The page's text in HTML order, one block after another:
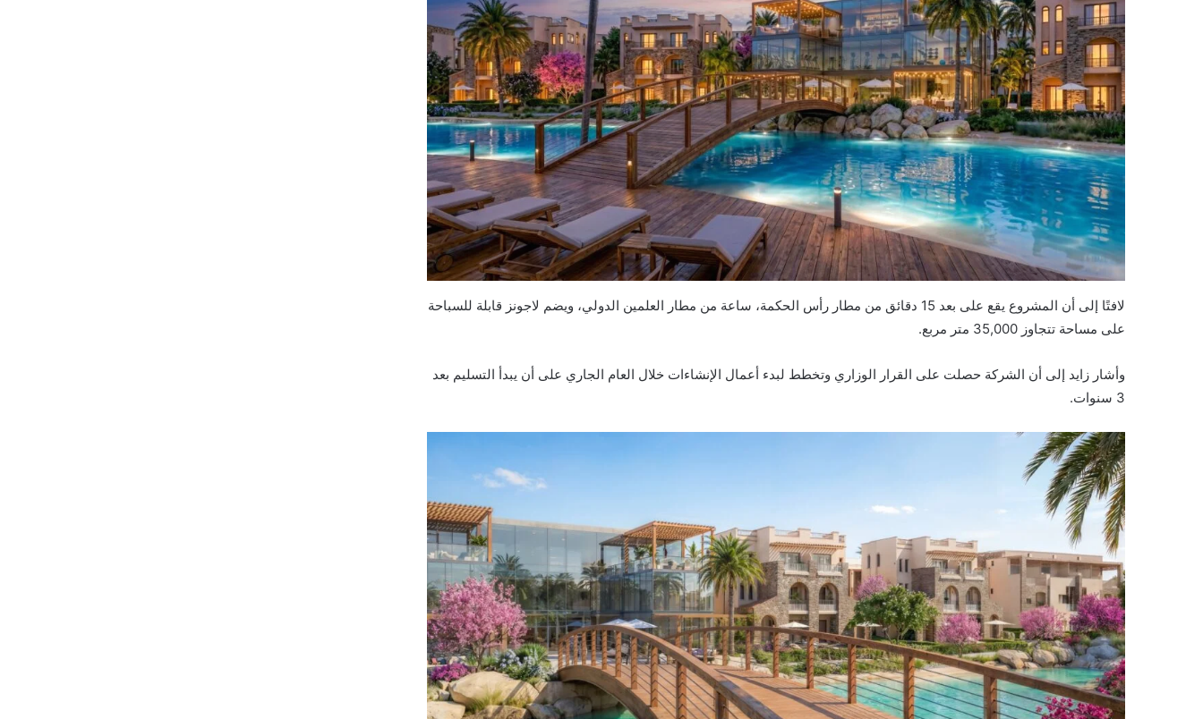
لافتًا إلى أن المشروع يقع على بعد 15 دقائق من مطار رأس الحكمة، ساعة من مطار العلمين الدولي، ويضم لاجونز قابلة للسباحة
على مساحة تتجاوز 35,000 متر مربع.
وأشار زايد إلى أن الشركة حصلت على القرار الوزاري وتخطط لبدء أعمال الإنشاءات خلال العام الجاري على أن يبدأ التسليم بعد
3 سنوات.